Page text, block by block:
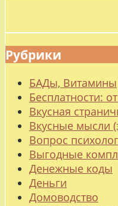
Рубрики
БАДы, Витамины
Бесплатности:
Вкусная
Вкусные мысли
Вопрос
Выгодные
Денежные коды
Деньги
Домоводство